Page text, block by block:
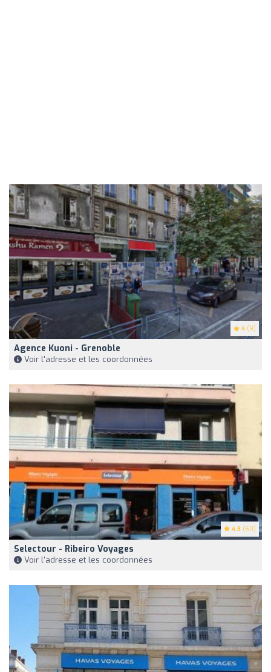
4 (9)
Agence Kuoni - Grenoble
Voir l'adresse et les coordonnées
4.3 (69)
Selectour - Ribeiro Voyages
Voir l'adresse et les coordonnées